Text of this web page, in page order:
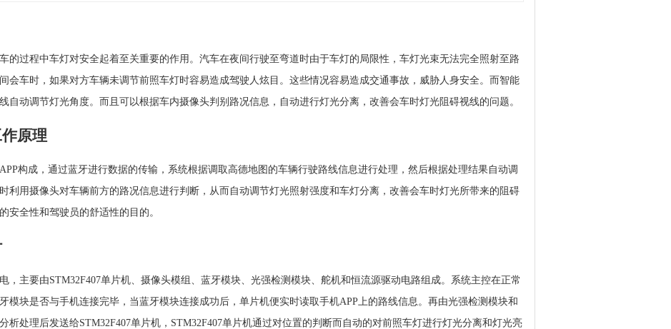
的过程中车灯对安全起着至关重要的作用。汽车在夜间行驶至弯道时由于车灯的局限性，车灯光束无法完全照射至路
会车时，如果对方车辆未调节前照车灯时容易造成驾驶人炫目。这些情况容易造成交通事故，威胁人身安全。而智能
自动调节灯光角度。而且可以根据车内摄像头判别路况信息，自动进行灯光分离，改善会车时灯光阻碍视线的问题。
原理
构成，通过蓝牙进行数据的传输，系统根据调取高德地图的车辆行驶路线信息进行处理，然后根据处理结果自动调
利用摄像头对车辆前方的路况信息进行判断，从而自动调节灯光照射强度和车灯分离，改善会车时灯光所带来的阻碍
安全性和驾驶员的舒适性的目的。
，主要由STM32F407单片机、摄像头模组、蓝牙模块、光强检测模块、舵机和恒流源驱动电路组成。系统主控在正常
模块是否与手机连接完毕，当蓝牙模块连接成功后，单片机便实时读取手机APP上的路线信息。再由光强检测模块和
析处理后发送给STM32F407单片机，STM32F407单片机通过对位置的判断而自动的对前照车灯进行灯光分离和灯光亮